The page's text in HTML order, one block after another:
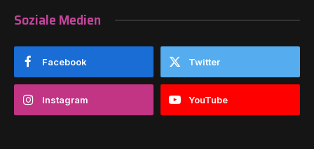
Soziale Medien
Facebook Twitter
Instagram YouTube